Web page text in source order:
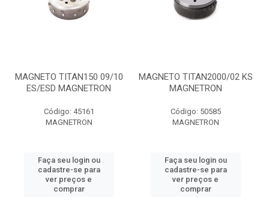
MAGNETO TITAN150 09/10
ES/ESD MAGNETRON
Código: 45161
MAGNETRON
Faça seu login ou
cadastre-se para
ver preços e
comprar
MAGNETO TITAN2000/02 KS
MAGNETRON
Código: 50585
MAGNETRON
Faça seu login ou
cadastre-se para
ver preços e
comprar